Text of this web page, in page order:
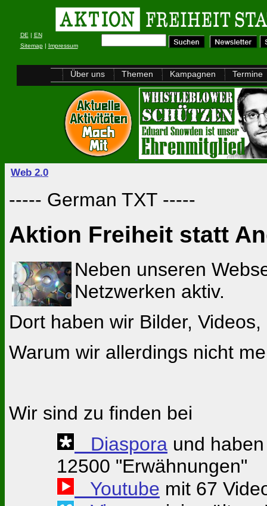
DE | EN
Sitemap| Impressum
Über uns Themen Kampagnen Termine
Web 2.0
----- German TXT -----
Aktion Freiheit statt
Neben unseren
Netzwerken aktiv.
Dort haben wir Bilder,
Warum wir allerdings nicht
Wir sind zu finden bei
Diaspora und
12500 "Erwähnungen"
Youtube mit 67